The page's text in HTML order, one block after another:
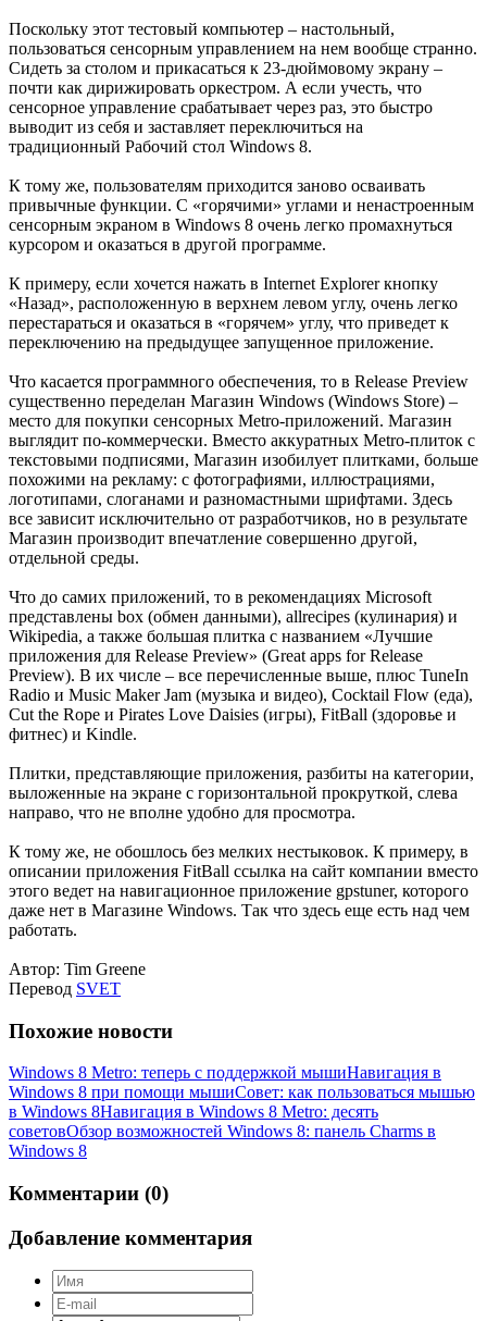
Поскольку этот тестовый компьютер – настольный,
пользоваться сенсорным управлением на нем вообще странно.
Сидеть за столом и прикасаться к 23-дюймовому экрану –
почти как дирижировать оркестром. А если учесть, что
сенсорное управление срабатывает через раз, это быстро
выводит из себя и заставляет переключиться на
традиционный Рабочий стол Windows 8.
К тому же, пользователям приходится заново осваивать
привычные функции. С «горячими» углами и ненастроенным
сенсорным экраном в Windows 8 очень легко промахнуться
курсором и оказаться в другой программе.
К примеру, если хочется нажать в Internet Explorer кнопку
«Назад», расположенную в верхнем левом углу, очень легко
перестараться и оказаться в «горячем» углу, что приведет к
переключению на предыдущее запущенное приложение.
Что касается программного обеспечения, то в Release Preview
существенно переделан Магазин Windows (Windows Store) –
место для покупки сенсорных Metro-приложений. Магазин
выглядит по-коммерчески. Вместо аккуратных Metro-плиток с
текстовыми подписями, Магазин изобилует плитками, больше
похожими на рекламу: с фотографиями, иллюстрациями,
логотипами, слоганами и разномастными шрифтами. Здесь
все зависит исключительно от разработчиков, но в результате
Магазин производит впечатление совершенно другой,
отдельной среды.
Что до самих приложений, то в рекомендациях Microsoft
представлены box (обмен данными), allrecipes (кулинария) и
Wikipedia, а также большая плитка с названием «Лучшие
приложения для Release Preview» (Great apps for Release
Preview). В их числе – все перечисленные выше, плюс TuneIn
Radio и Music Maker Jam (музыка и видео), Cocktail Flow (еда),
Cut the Rope и Pirates Love Daisies (игры), FitBall (здоровье и
фитнес) и Kindle.
Плитки, представляющие приложения, разбиты на категории,
выложенные на экране с горизонтальной прокруткой, слева
направо, что не вполне удобно для просмотра.
К тому же, не обошлось без мелких нестыковок. К примеру, в
описании приложения FitBall ссылка на сайт компании вместо
этого ведет на навигационное приложение gpstuner, которого
даже нет в Магазине Windows. Так что здесь еще есть над чем
работать.
Автор: Tim Greene
Перевод SVET
Похожие новости
Windows 8 Metro: теперь с поддержкой мышиНавигация в
Windows 8 при помощи мышиСовет: как пользоваться мышью
в Windows 8Навигация в Windows 8 Metro: десять
советовОбзор возможностей Windows 8: панель Charms в
Windows 8
Комментарии (0)
Добавление комментария